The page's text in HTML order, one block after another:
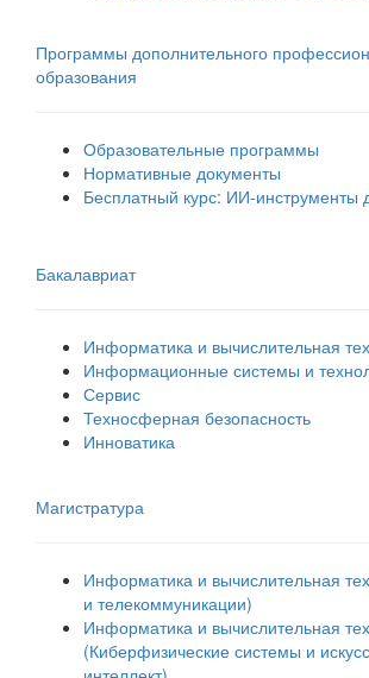
Программы дополнительного
образования
Образовательные программы
Нормативные документы
Бесплатный курс: ИИ‑инструменты
Бакалавриат
Информатика и вычислительная
Информационные системы и
Сервис
Техносферная безопасность
Инноватика
Магистратура
Информатика и вычислительная
и телекоммуникации)
Информатика и вычислительная
(Киберфизические системы и